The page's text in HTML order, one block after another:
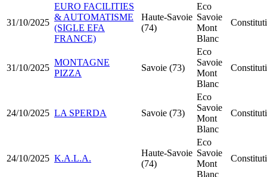
31/10/2025
EURO FACILITIES
& AUTOMATISME
(SIGLE EFA
FRANCE)
Haute-Savoie
(74)
Eco
Savoie
Mont
Blanc
31/10/2025
MONTAGNE
PIZZA
Savoie (73)
Eco
Savoie
Mont
Blanc
24/10/2025 LA SPERDA Savoie (73)
Eco
Savoie
Mont
Blanc
24/10/2025 K.A.L.A.
Haute-Savoie
(74)
Eco
Savoie
Mont
Blanc